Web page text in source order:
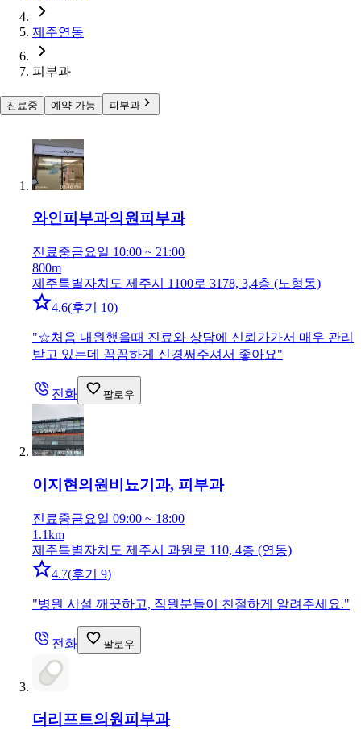
제주연동
피부과
진료중 예약 가능 피부과
와인피부과의원피부과
진료중금요일 10:00 ~ 21:00
800m
제주특별자치도 제주시 1100로 3178, 3,4층 (노형동)
4.6(후기 10)
"☆처음 내원했을때 진료와 상담에 신뢰가가서 매우 관리
받고 있는데 꼼꼼하게 신경써주셔서 좋아요"
전화 팔로우
이지현의원 비뇨기과, 피부과
진료중금요일 09:00 ~ 18:00
1.1km
제주특별자치도 제주시 과원로 110, 4층 (연동)
4.7(후기 9)
"병원 시설 깨끗하고, 직원분들이 친절하게 알려주세요."
전화 팔로우
더리프트의원피부과